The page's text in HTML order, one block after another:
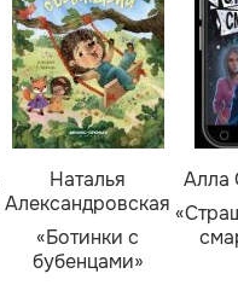
Наталья
Александровская
«Ботинки с
бубенцами»
Алла